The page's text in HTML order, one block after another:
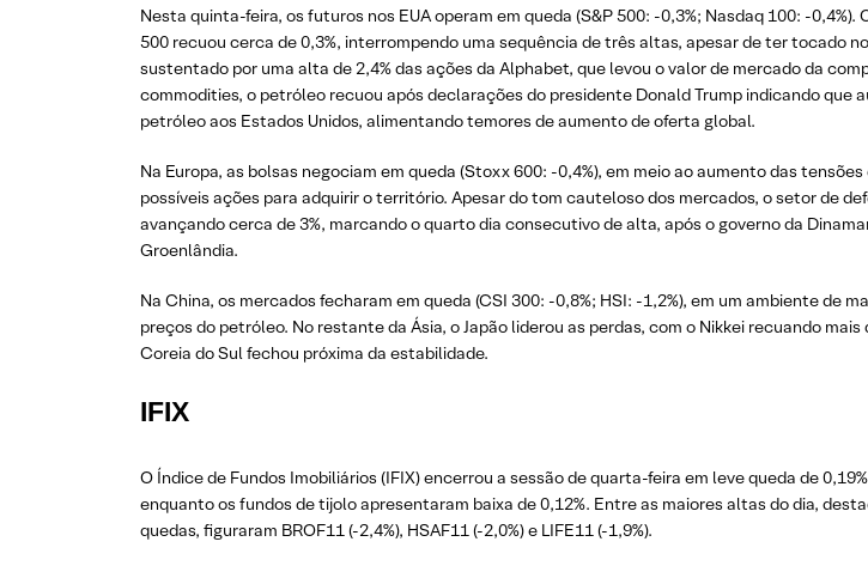
Nesta quinta-feira, os futuros nos EUA operam em queda (S&P 500: -0,3%; Nasdaq 100: -
500 recuou cerca de 0,3%, interrompendo uma sequência de três altas, apesar de ter tocado
sustentado por uma alta de 2,4% das ações da Alphabet, que levou o valor de mercado da
commodities, o petróleo recuou após declarações do presidente Donald Trump indicando
petróleo aos Estados Unidos, alimentando temores de aumento de oferta global.
Na Europa, as bolsas negociam em queda (Stoxx 600: -0,4%), em meio ao aumento das
possíveis ações para adquirir o território. Apesar do tom cauteloso dos mercados, o setor de
avançando cerca de 3%, marcando o quarto dia consecutivo de alta, após o governo da
Groenlândia.
Na China, os mercados fecharam em queda (CSI 300: -0,8%; HSI: -1,2%), em um ambiente de
preços do petróleo. No restante da Ásia, o Japão liderou as perdas, com o Nikkei recuando
Coreia do Sul fechou próxima da estabilidade.
IFIX
O Índice de Fundos Imobiliários (IFIX) encerrou a sessão de quarta-feira em leve queda de
enquanto os fundos de tijolo apresentaram baixa de 0,12%. Entre as maiores altas do dia,
quedas, figuraram BROF11 (-2,4%), HSAF11 (-2,0%) e LIFE11 (-1,9%).